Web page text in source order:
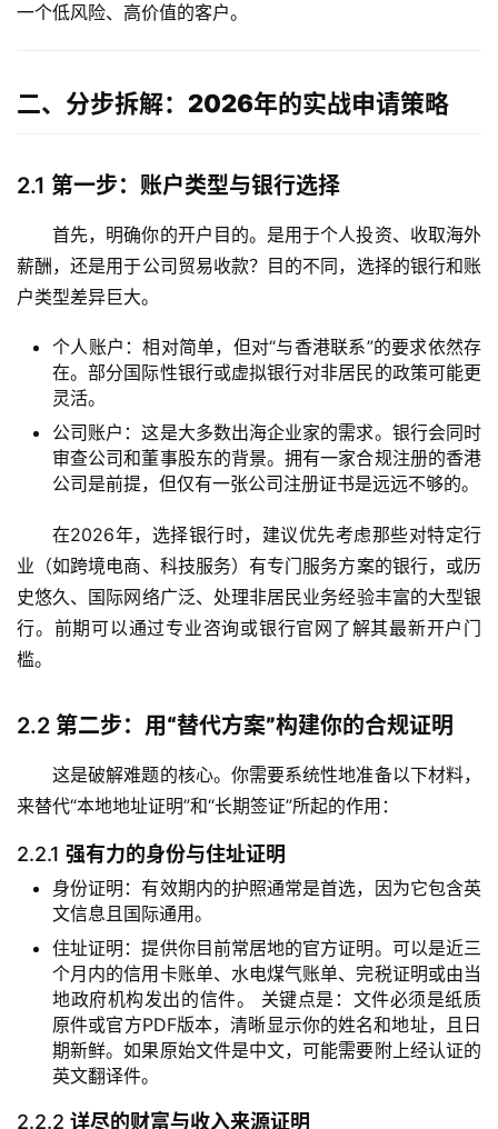
一个低风险、高价值的客户。
二、分步拆解：2026年的实战申请策略
2.1 第一步：账户类型与银行选择
首先，明确你的开户目的。是用于个人投资、收取海外
薪酬，还是用于公司贸易收款？目的不同，选择的银行和账
户类型差异巨大。
个人账户：相对简单，但对“与香港联系”的要求依然存
在。部分国际性银行或虚拟银行对非居民的政策可能更
灵活。
公司账户：这是大多数出海企业家的需求。银行会同时
审查公司和董事股东的背景。拥有一家合规注册的香港
公司是前提，但仅有一张公司注册证书是远远不够的。
在2026年，选择银行时，建议优先考虑那些对特定行
业（如跨境电商、科技服务）有专门服务方案的银行，或历
史悠久、国际网络广泛、处理非居民业务经验丰富的大型银
行。前期可以通过专业咨询或银行官网了解其最新开户门
槛。
2.2 第二步：用“替代方案”构建你的合规证明
这是破解难题的核心。你需要系统性地准备以下材料，
来替代“本地地址证明”和“长期签证”所起的作用：
2.2.1 强有力的身份与住址证明
身份证明：有效期内的护照通常是首选，因为它包含英
文信息且国际通用。
住址证明：提供你目前常居地的官方证明。可以是近三
个月内的信用卡账单、水电煤气账单、完税证明或由当
地政府机构发出的信件。 关键点是：文件必须是纸质
原件或官方PDF版本，清晰显示你的姓名和地址，且日
期新鲜。如果原始文件是中文，可能需要附上经认证的
英文翻译件。
2.2.2 详尽的财富与收入来源证明